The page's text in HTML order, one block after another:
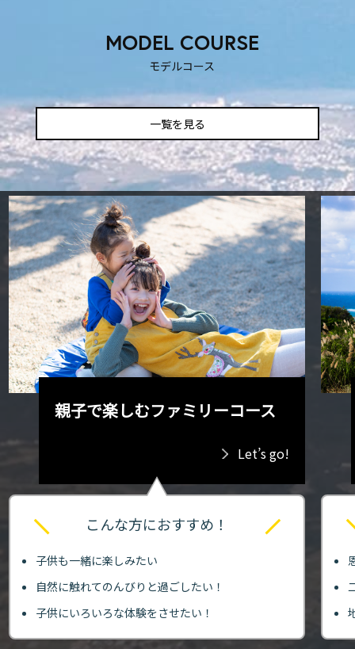
MODEL COURSE
モデルコース
一覧を見る
親子で楽しむファミリーコース
Let’s go!
こんな方におすすめ！
子供も一緒に楽しみたい
自然に触れてのんびりと過ごしたい！
子供にいろいろな体験をさせたい！